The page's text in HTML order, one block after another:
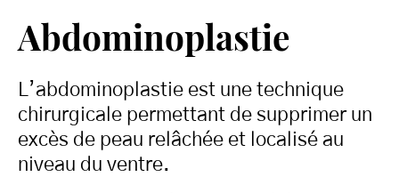
Abdominoplastie
L’abdominoplastie est une technique
chirurgicale permettant de supprimer un
excès de peau relâchée et localisé au
niveau du ventre.